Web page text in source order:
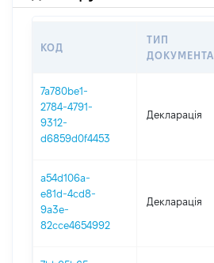
КОД
ТИП
ДОКУМЕНТА
7a780be1-
2784-4791-
9312-
d6859d0f4453
Декларація
a54d106a-
e81d-4cd8-
9a3e-
82cce4654992
Декларація